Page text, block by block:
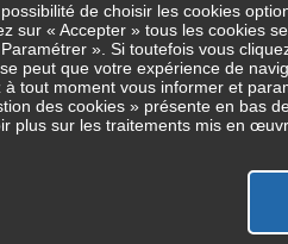
?
de choisir les cookies
sur « Accepter » tous les cookies
». Si toutefois vous
peut que votre expérience de
à tout moment vous informer et
des cookies » présente en bas
plus sur les traitements mis en